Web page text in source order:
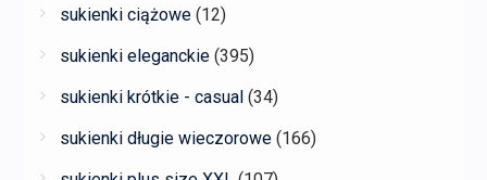
sukienki ciążowe (12)
sukienki eleganckie (395)
sukienki krótkie - casual (34)
sukienki długie wieczorowe (166)